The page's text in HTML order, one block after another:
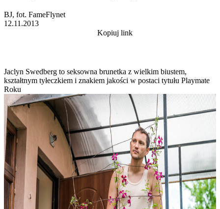
BJ, fot. FameFlynet
12.11.2013
Kopiuj link
Jaclyn Swedberg to seksowna brunetka z wielkim biustem,
kształtnym tyłeczkiem i znakiem jakości w postaci tytułu Playmate
Roku